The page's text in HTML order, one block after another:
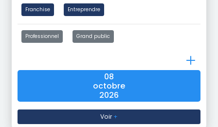
Franchise Entreprendre
Professionnel Grand public
08
octobre
2026
Voir+